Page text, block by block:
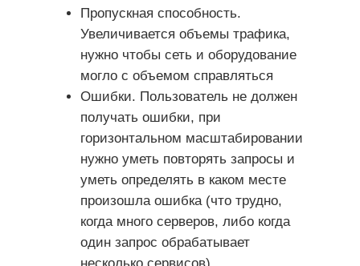
Пропускная способность.
Увеличивается объемы трафика,
нужно чтобы сеть и оборудование
могло с объемом справляться
Ошибки. Пользователь не должен
получать ошибки, при
горизонтальном масштабировании
нужно уметь повторять запросы и
уметь определять в каком месте
произошла ошибка (что трудно,
когда много серверов, либо когда
один запрос обрабатывает